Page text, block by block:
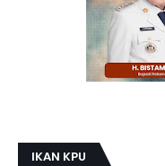
IKAN KPU